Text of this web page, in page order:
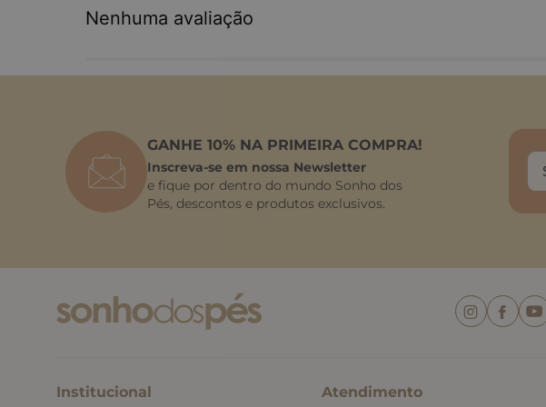
Nenhuma avaliação
GANHE 10% NA PRIMEIRA COMPRA!
Inscreva-se em nossa Newsletter
e fique por dentro do mundo Sonho dos
Pés, descontos e produtos exclusivos.
Institucional Atendimento